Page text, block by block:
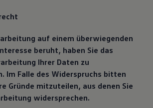
auf einem überwiegenden
beruht, haben Sie das
Ihrer Daten zu
Im Falle des Widerspruchs bitten
Gründe mitzuteilen, aus denen Sie
widersprechen.